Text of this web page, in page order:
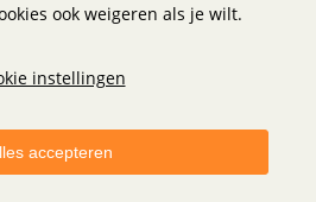
ook weigeren als je wilt.
instellingen
accepteren